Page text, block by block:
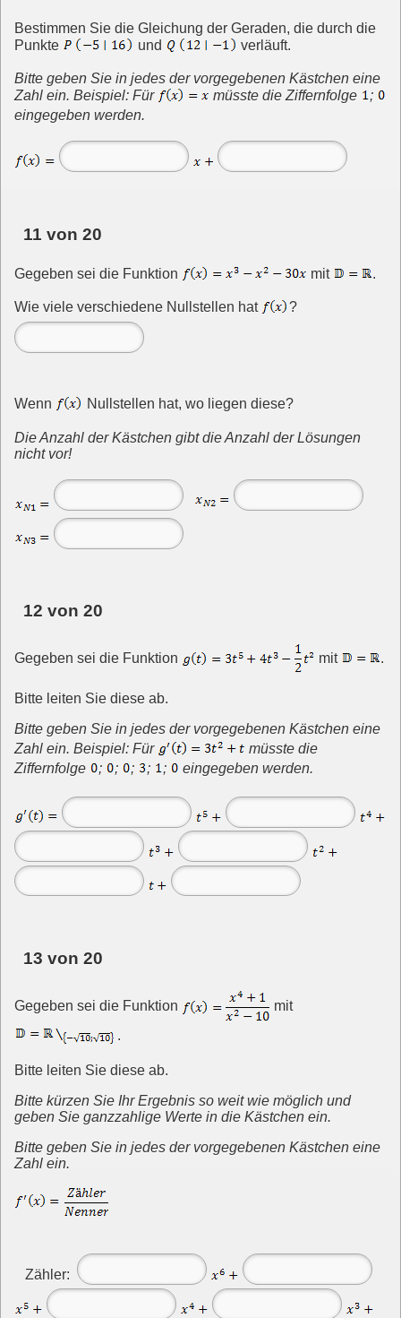
Bestimmen Sie die Gleichung der Geraden, die durch die
Punkte
und verläuft.
Bitte geben Sie in jedes der vorgegebenen Kästchen eine
Zahl ein. Beispiel: Für
müsste die Ziffernfolge
;
eingegeben werden.
11 von 20
Gegeben sei die Funktion mit .
Wie viele verschiedene Nullstellen hat ?
Wenn Nullstellen hat, wo liegen diese?
Die Anzahl der Kästchen gibt die Anzahl der Lösungen
nicht vor!
12 von 20
Gegeben sei die Funktion mit .
Bitte leiten Sie diese ab.
Bitte geben Sie in jedes der vorgegebenen Kästchen eine
Zahl ein. Beispiel: Für
müsste die
Ziffernfolge
; ; ; ; ; eingegeben werden.
13 von 20
Gegeben sei die Funktion
mit
.
Bitte leiten Sie diese ab.
Bitte kürzen Sie Ihr Ergebnis so weit wie möglich und
geben Sie ganzzahlige Werte in die Kästchen ein.
Bitte geben Sie in jedes der vorgegebenen Kästchen eine
Zahl ein.
Zähler: